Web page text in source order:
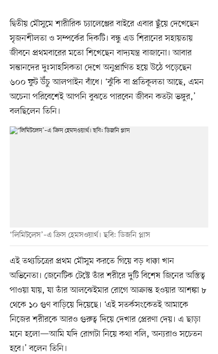
দ্বিতীয় মৌসুমে শারীরিক চ্যালেঞ্জের বাইরে এবার ছুঁয়ে দেখেছেন
সৃজনশীলতা ও সম্পর্কের দিকটি। বন্ধু এড শিরানের সহায়তায়
জীবনে প্রথমবারের মতো শিখেছেন বাদ্যযন্ত্র বাজানো। আবার
সন্তানদের দুঃসাহসিকতা দেখে অনুপ্রাণিত হয়ে উঠে পড়েছেন
৬০০ ফুট উঁচু আলপাইন বাঁধে। ‘ঝুঁকি বা প্রতিকূলতা আছে, এমন
অচেনা পরিবেশেই আপনি বুঝতে পারবেন জীবন কতটা ভঙ্গুর,’
বলছিলেন তিনি।
‘লিমিটলেস’–এ ক্রিস হেমসওয়ার্থ। ছবি: ডিজনি প্লাস
এই তথ্যচিত্রের প্রথম মৌসুম করতে গিয়ে বড় ধাক্কা খান
অভিনেতা। জেনেটিক টেস্টে তাঁর শরীরে দুটি বিশেষ জিনের অস্তিত্ব
পাওয়া যায়, যা তাঁর আলঝেইমার রোগে আক্রান্ত হওয়ার আশঙ্কা ৮
থেকে ১০ গুণ বাড়িয়ে দিয়েছে। ‘এই সতর্কসংকেতই আমাকে
নিজের শরীরকে আরও গুরুত্ব দিয়ে দেখার প্রেরণা দেয়। এ ছাড়া
মনে হলো—আমি যদি রোগটা নিয়ে কথা বলি, অন্যরাও সচেতন
হবে।’ বলেন তিনি।